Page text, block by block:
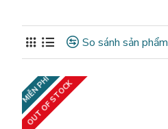
So sánh sản phẩm
MIỄN PHÍ
OUT OF STOCK